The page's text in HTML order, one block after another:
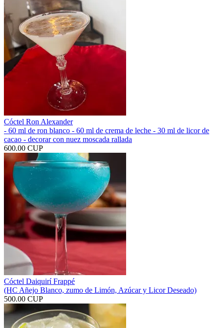
Cóctel Ron Alexander
- 60 ml de ron blanco - 60 ml de crema de leche - 30 ml de licor de
cacao - decorar con nuez moscada rallada
600.00 CUP
Cóctel Daiquirí Frappé
(HC Añejo Blanco, zumo de Limón, Azúcar y Licor Deseado)
500.00 CUP